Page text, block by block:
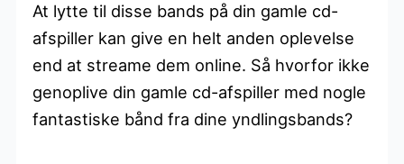
At lytte til disse bands på din gamle cd-
afspiller kan give en helt anden oplevelse
end at streame dem online. Så hvorfor ikke
genoplive din gamle cd-afspiller med nogle
fantastiske bånd fra dine yndlingsbands?